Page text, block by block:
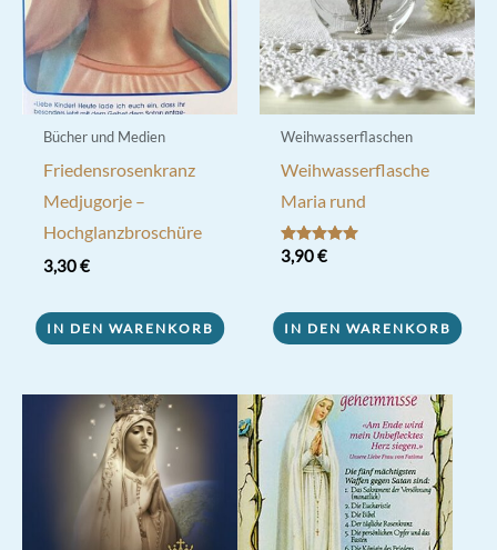
Bücher und Medien
Friedensrosenkranz
Medjugorje –
Hochglanzbroschüre
3,30€
IN DEN WARENKORB
Weihwasserflaschen
Weihwasserflasche
Maria rund
Bewertet mit
5.00
3,90€
IN DEN WARENKORB